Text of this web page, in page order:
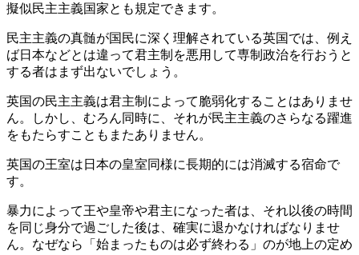
擬似民主主義国家とも規定できます。
民主主義の真髄が国民に深く理解されている英国では、例え
ば日本などとは違って君主制を悪用して専制政治を行おうと
する者はまず出ないでしょう。
英国の民主主義は君主制によって脆弱化することはありませ
ん。しかし、むろん同時に、それが民主主義のさらなる躍進
をもたらすこともまたありません。
英国の王室は日本の皇室同様に長期的には消滅する宿命で
す。
暴力によって王や皇帝や君主になった者は、それ以後の時間
を同じ身分で過ごした後は、確実に退かなければなりませ
ん。なぜなら「始まったものは必ず終わる」のが地上の定め